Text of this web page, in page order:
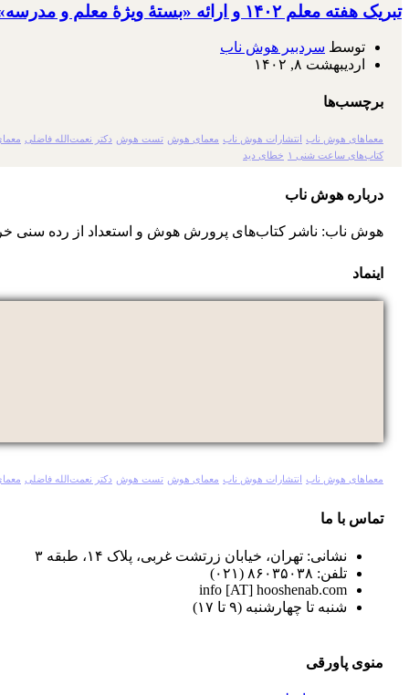
تبریک هفته معلم ۱۴۰۲ و ارائه «بستۀ ویژۀ معلم و مدرسه»
توسط سردبیر هوش ناب
اردیبهشت ۸, ۱۴۰۲
برچسب‌ها
معماهای هوش ناب انتشارات هوش ناب معمای هوش تست هوش دکتر نعمت‌الله فاضلی
کتاب‌های ساعت شنی ۱
خطای دید
درباره هوش ناب
هوش ناب: ناشر کتاب‌های پرورش هوش و استعداد از رده سنی
اینماد
معماهای هوش ناب انتشارات هوش ناب معمای هوش تست هوش دکتر نعمت‌الله فاضلی
تماس با ما
نشانی: تهران، خیابان زرتشت غربی، پلاک ۱۴، طبقه ۳
تلفن: ۸۶۰۳۵۰۳۸ (۰۲۱)
info [AT] hooshenab.com
شنبه تا چهارشنبه (۹ تا ۱۷)
منوی پاورقی